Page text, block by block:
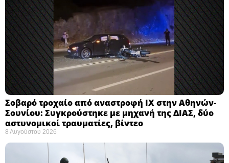
Σοβαρό τροχαίο από αναστροφή ΙΧ στην Αθηνών-
Σουνίου: Συγκρούστηκε με μηχανή της ΔΙΑΣ, δύο
αστυνομικοί τραυματίες, βίντεο
8 Αυγούστου 2026